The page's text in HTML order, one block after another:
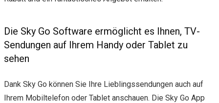
Die Sky Go Software ermöglicht es Ihnen, TV-
Sendungen auf Ihrem Handy oder Tablet zu
sehen
Dank Sky Go können Sie Ihre Lieblingssendungen auch auf
Ihrem Mobiltelefon oder Tablet anschauen. Die Sky Go App